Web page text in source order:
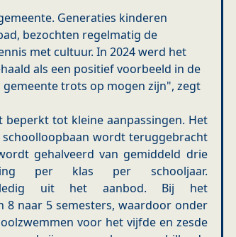
Generaties kinderen
bezochten regelmatig de
met cultuur. In 2024 werd het
als een positief voorbeeld in de
trots op mogen zijn", zegt
tot kleine aanpassingen. Het
wordt teruggebracht
gehalveerd van gemiddeld drie
per klas per schooljaar.
uit het aanbod. Bij het
8 naar 5 semesters, waardoor onder
voor het vijfde en zesde